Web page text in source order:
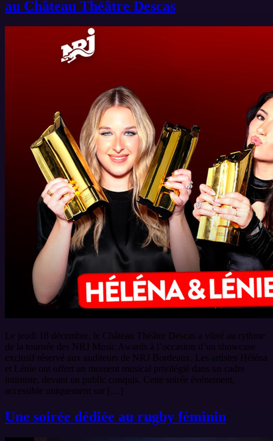
au Château Théâtre Descas
Le jeudi 18 décembre, le Château Théâtre Descas a vibré au rythme
de la tournée des NRJ Music Awards à l’occasion d’un showcase
exclusif réservé aux auditeurs de NRJ Bordeaux. Les artistes Héléna
et Lénie ont offert un moment musical privilégié dans un cadre
intimiste, devant un public conquis. Cette soirée événement,
accessible uniquement sur […]
Une soirée dédiée au rugby féminin